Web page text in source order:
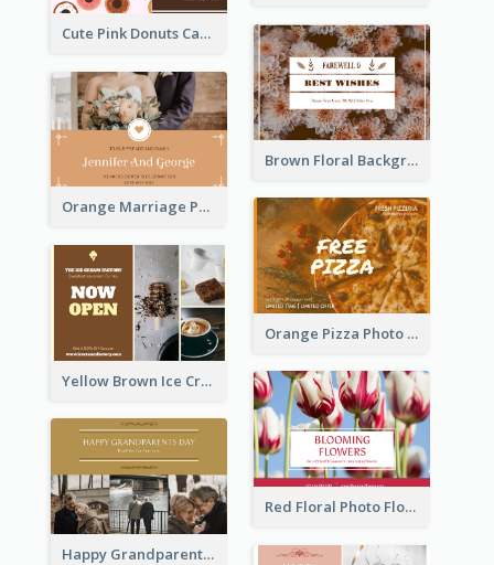
Cute Pink Donuts Cartoon Farewell Postcard
Brown Floral Background Farewell Postcard
Orange Marriage Photo Celebration Postcard
Orange Pizza Photo Restaurant Postcard
Yellow Brown Ice Cream Shop Postcard
Red Floral Photo Flower Shop Postcard
Happy Grandparents Day Photo Postcard